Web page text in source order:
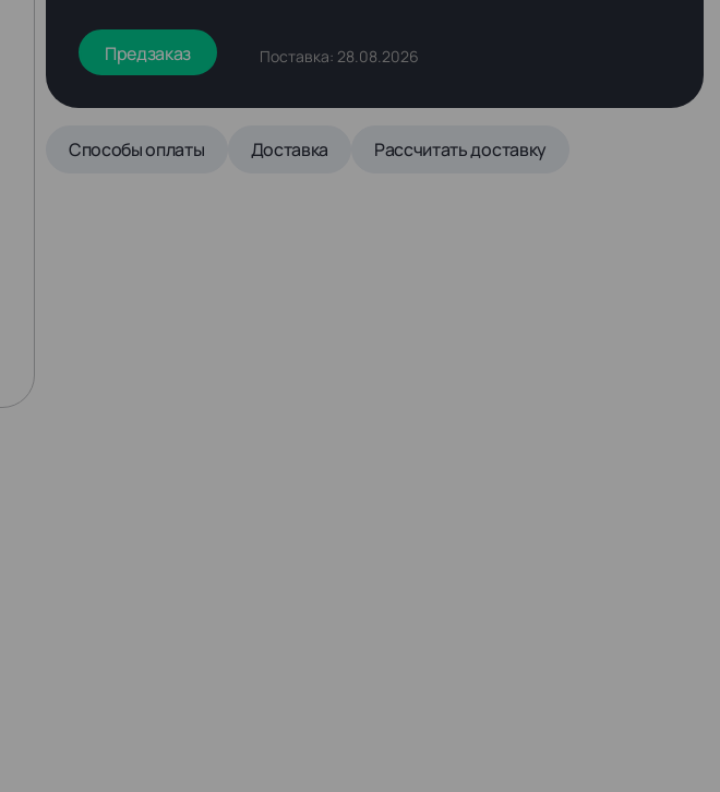
Предзаказ Поставка: 28.08.2026
Способы оплаты Доставка Рассчитать доставку